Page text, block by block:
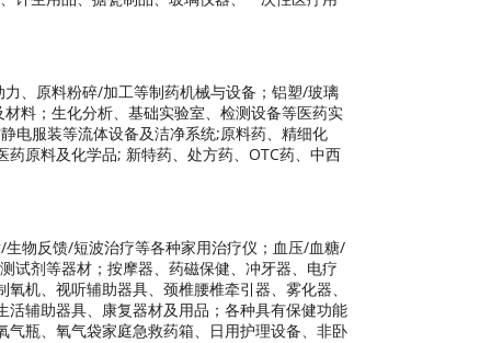
、原料粉碎/加工等制药机械与设备；铝塑/玻璃
料；生化分析、基础实验室、检测设备等医药实
电服装等流体设备及洁净系统;原料药、精细化
原料及化学品; 新特药、处方药、OTC药、中西
物反馈/短波治疗等各种家用治疗仪；血压/血糖/
试剂等器材；按摩器、药磁保健、冲牙器、电疗
机、视听辅助器具、颈椎腰椎牵引器、雾化器、
辅助器具、康复器材及用品；各种具有保健功能
瓶、氧气袋家庭急救药箱、日用护理设备、非卧